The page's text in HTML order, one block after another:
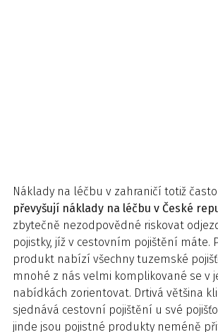
Náklady na léčbu v zahraničí totiž často
převyšují náklady na léčbu v České
zbytečně nezodpovědné riskovat
pojistky, jíž v cestovním pojištění máte.
produkt nabízí všechny tuzemské
mnohé z nás velmi komplikované se v
nabídkách zorientovat. Drtivá většina
sjednává cestovní pojištění u své
jinde jsou pojistné produkty neméně